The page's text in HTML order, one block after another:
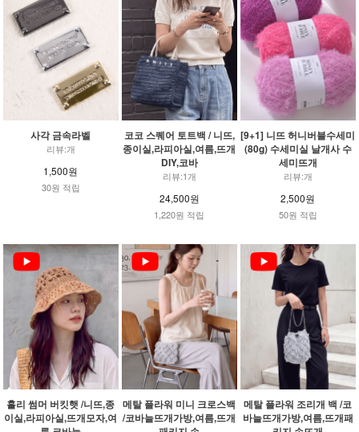
사각 금속라벨
리뷰:개
1,500원
30원 적립
코코 스퀘어 토트백 / 니뜨,
종이실,라피아실,여름,뜨개
DIY,코바
리뷰:1개
24,500원
1,220원 적립
[9+1] 니뜨 허니버블수세미
(80g) 수세미실 날개사 수
세미뜨개
리뷰:개
2,500원
50원 적립
홀리 썸머 버킷햇 /니뜨,종
이실,라피아실,뜨개모자,여
메탈 플라워 미니 크로스백
/코바늘뜨개가방,여름,뜨개
메탈 플라워 조리개 백 /코
바늘뜨개가방,여름,뜨개패